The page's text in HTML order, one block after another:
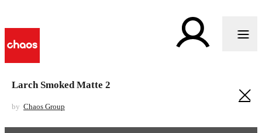
Larch Smoked Matte 2
by Chaos Group